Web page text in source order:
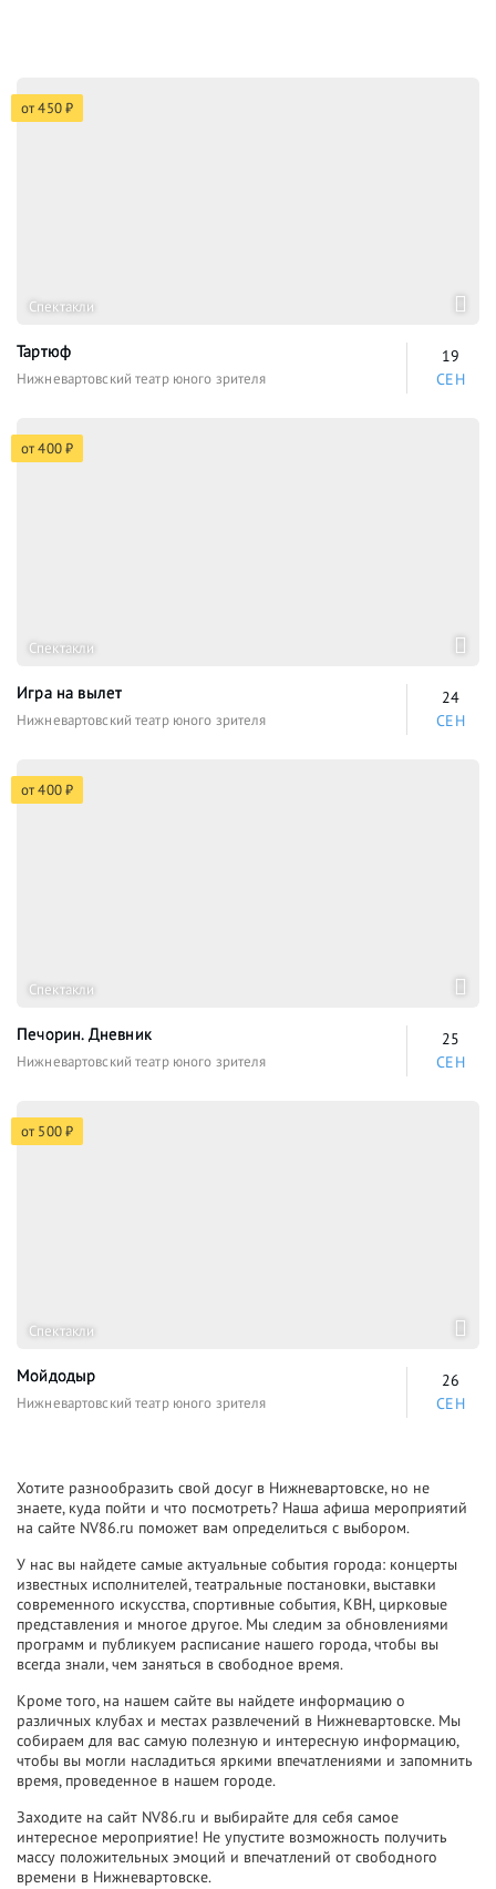
от 450 ₽
Спектакли
Тартюф
Нижневартовский театр юного зрителя
19
СЕН
от 400 ₽
Спектакли
Игра на вылет
Нижневартовский театр юного зрителя
24
СЕН
от 400 ₽
Спектакли
Печорин. Дневник
Нижневартовский театр юного зрителя
25
СЕН
от 500 ₽
Спектакли
Мойдодыр
Нижневартовский театр юного зрителя
26
СЕН
Хотите разнообразить свой досуг в Нижневартовске, но не
знаете, куда пойти и что посмотреть? Наша афиша мероприятий
на сайте NV86.ru поможет вам определиться с выбором.
У нас вы найдете самые актуальные события города: концерты
известных исполнителей, театральные постановки, выставки
современного искусства, спортивные события, КВН, цирковые
представления и многое другое. Мы следим за обновлениями
программ и публикуем расписание нашего города, чтобы вы
всегда знали, чем заняться в свободное время.
Кроме того, на нашем сайте вы найдете информацию о
различных клубах и местах развлечений в Нижневартовске. Мы
собираем для вас самую полезную и интересную информацию,
чтобы вы могли насладиться яркими впечатлениями и запомнить
время, проведенное в нашем городе.
Заходите на сайт NV86.ru и выбирайте для себя самое
интересное мероприятие! Не упустите возможность получить
массу положительных эмоций и впечатлений от свободного
времени в Нижневартовске.